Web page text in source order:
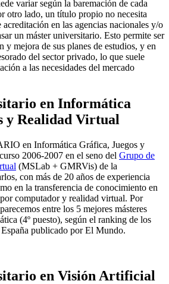
variar según la baremación de cada
otro lado, un título propio no necesita
acreditación en las agencias nacionales y/o
un máster universitario. Esto permite ser
y mejora de sus planes de estudios, y en
del sector privado, lo que suele
a las necesidades del mercado
en Informática
y Realidad Virtual
en Informática Gráfica, Juegos y
2006-2007 en el seno del Grupo de
(MSLab + GMRVis) de la
con más de 20 años de experiencia
en la transferencia de conocimiento en
computador y realidad virtual. Por
entre los 5 mejores másteres
(4º puesto), según el ranking de los
España publicado por El Mundo.
en Visión Artificial